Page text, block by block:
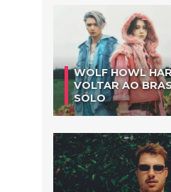
WOLF HOWL
VOLTAR AO
SOLO